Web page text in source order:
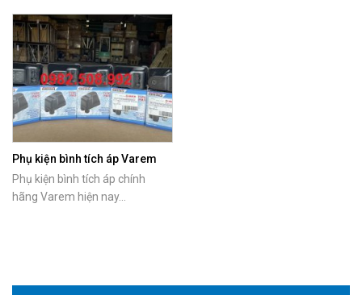
Phụ kiện bình tích áp Varem
chính hãng
Phụ kiện bình tích áp chính
hãng Varem hiện nay...